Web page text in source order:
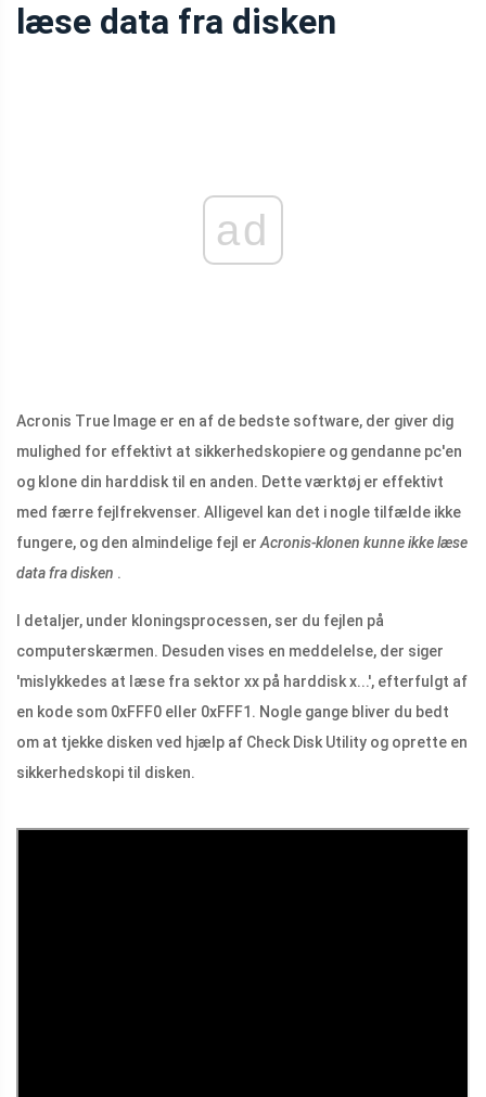
læse data fra disken
ad
Acronis True Image er en af ​​de bedste software, der giver dig
mulighed for effektivt at sikkerhedskopiere og gendanne pc'en
og klone din harddisk til en anden. Dette værktøj er effektivt
med færre fejlfrekvenser. Alligevel kan det i nogle tilfælde ikke
fungere, og den almindelige fejl er Acronis-klonen kunne ikke læse
data fra disken .
I detaljer, under kloningsprocessen, ser du fejlen på
computerskærmen. Desuden vises en meddelelse, der siger
'mislykkedes at læse fra sektor xx på harddisk x...', efterfulgt af
en kode som 0xFFF0 eller 0xFFF1. Nogle gange bliver du bedt
om at tjekke disken ved hjælp af Check Disk Utility og oprette en
sikkerhedskopi til disken.